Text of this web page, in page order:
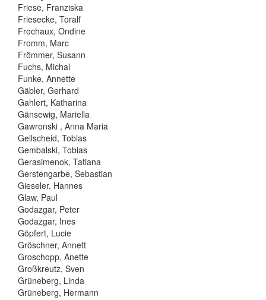
Friese, Franziska
Friesecke, Toralf
Frochaux, Ondine
Fromm, Marc
Frömmer, Susann
Fuchs, Michal
Funke, Annette
Gäbler, Gerhard
Gahlert, Katharina
Gänsewig, Mariella
Gawronski , Anna Maria
Gellscheid, Tobias
Gembalski, Tobias
Gerasimenok, Tatiana
Gerstengarbe, Sebastian
Gieseler, Hannes
Glaw, Paul
Godazgar, Peter
Godazgar, Ines
Göpfert, Lucie
Gröschner, Annett
Groschopp, Anette
Großkreutz, Sven
Grüneberg, Linda
Grüneberg, Hermann